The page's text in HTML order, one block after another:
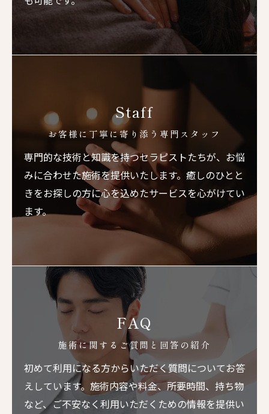
Staff
お客様に丁寧に寄り添う専門スタッフ
専門的な技術と知識を持つセラピストたちが、お悩
みに合わせた施術を提供いたします。癒しのひとと
きをお探しの方に心を込めたサービスを心がけてい
ます。
FAQ
施術に関するご質問と回答の紹介
初めて利用になる方からいただく質問についてお答
えしています。施術内容や料金、所要時間、持ち物
など、ご不安なく利用いただくための情報を提供い